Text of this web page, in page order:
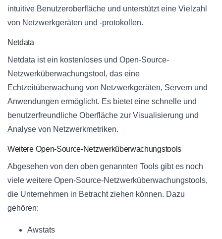
intuitive Benutzeroberfläche und unterstützt eine Vielzahl
von Netzwerkgeräten und -protokollen.
Netdata
Netdata ist ein kostenloses und Open-Source-
Netzwerküberwachungstool, das eine
Echtzeitüberwachung von Netzwerkgeräten, Servern und
Anwendungen ermöglicht. Es bietet eine schnelle und
benutzerfreundliche Oberfläche zur Visualisierung und
Analyse von Netzwerkmetriken.
Weitere Open-Source-Netzwerküberwachungstools
Abgesehen von den oben genannten Tools gibt es noch
viele weitere Open-Source-Netzwerküberwachungstools,
die Unternehmen in Betracht ziehen können. Dazu
gehören:
Awstats